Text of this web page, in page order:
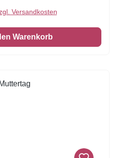
Sie nahezu jede Form
Schneiden und platzieren
in Minuten. Fondantfolie
süßen Geschmack. Auch
Versandkosten
Warenkorb